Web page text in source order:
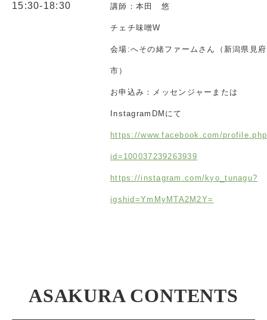
15:30-18:30 講師：本田 悠
チェチ味噌W
会場:へその緒ファームさん（新潟県見府
市）
お申込み：メッセンジャーまたは
InstagramDMにて
https://www.facebook.com/
id=100037239263939
https://instagram.com/kyo_tunagu?
igshid=YmMyMTA2M2Y=
ASAKURA CONTENTS